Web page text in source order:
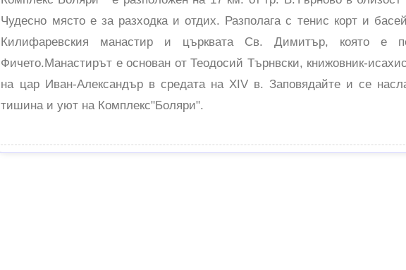
Чудесно място е за разходка и отдих. Разполага с тенис корт и
Килифаревския манастир и църквата Св. Димитър, която е
Фичето.Манастирът е основан от Теодосий Търнвски, книжовник-
на цар Иван-Александър в средата на XIV в. Заповядайте и се
тишина и уют на Комплекс"Боляри".